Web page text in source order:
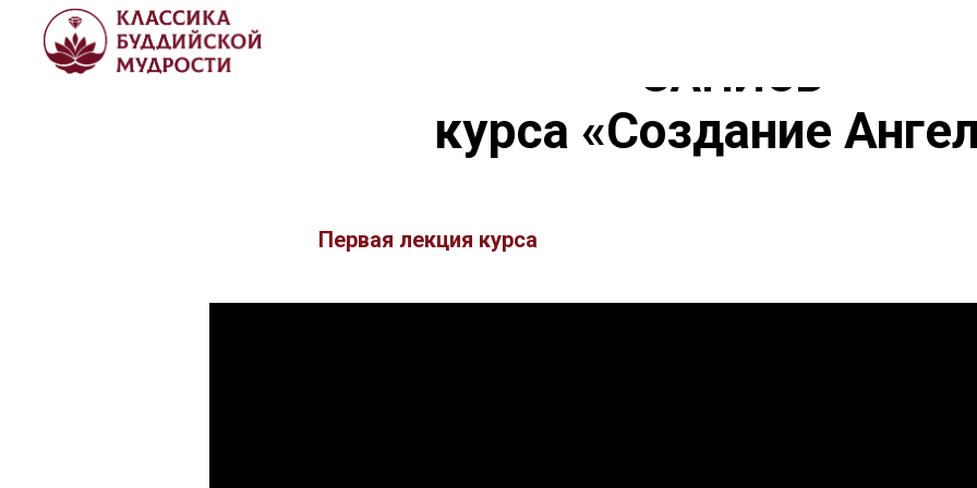
ЗАПИСЬ
курса «Создание
Первая лекция курса